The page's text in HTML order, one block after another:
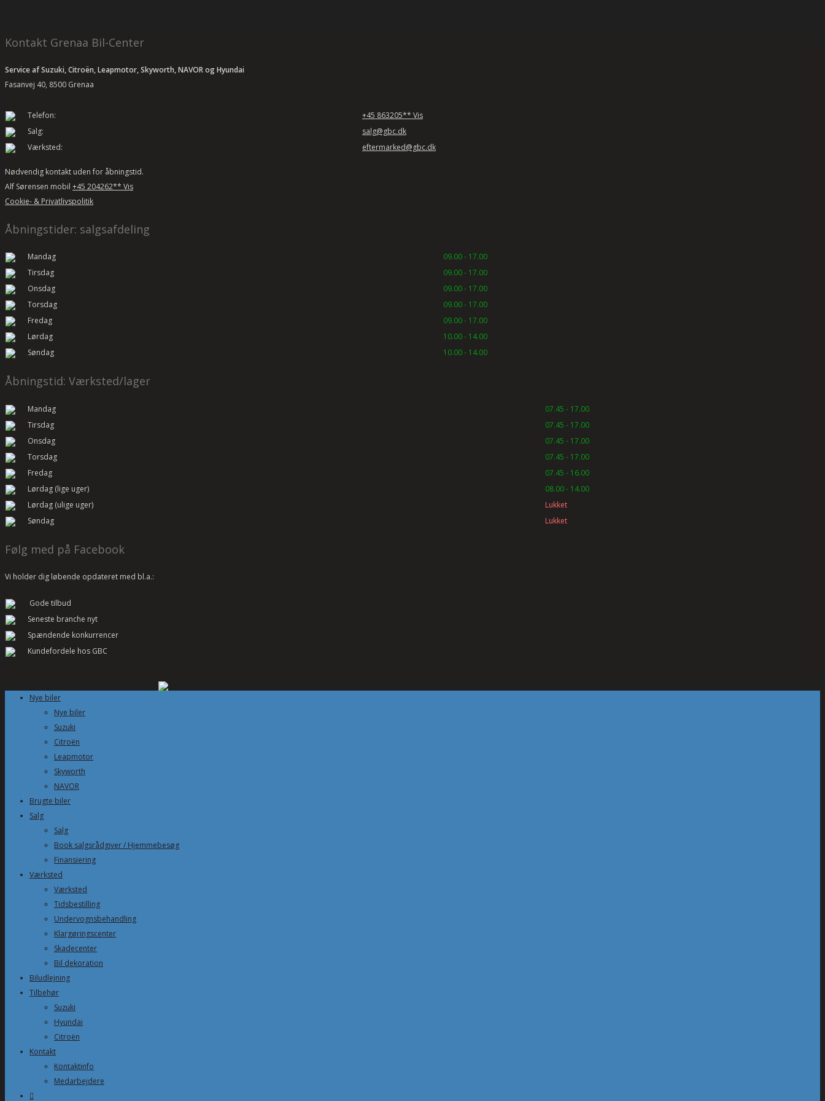
Kontakt Grenaa Bil-Center
Service af Suzuki, Citroën, Leapmotor, Skyworth, NAVOR og Hyundai
Fasanvej 40, 8500 Grenaa
Telefon:
+45 863205** Vis
Salg:
salg@gbc.dk
Værksted:
eftermarked@gbc.dk
Nødvendig kontakt uden for åbningstid.
Alf Sørensen mobil +45 204262** Vis
Cookie- & Privatlivspolitik
Åbningstider: salgsafdeling
Mandag
09.00 - 17.00
Tirsdag
09.00 - 17.00
Onsdag
09.00 - 17.00
Torsdag
09.00 - 17.00
Fredag
09.00 - 17.00
Lørdag
10.00 - 14.00
Søndag
10.00 - 14.00
Åbningstid: Værksted/lager
Mandag
07.45 - 17.00
Tirsdag
07.45 - 17.00
Onsdag
07.45 - 17.00
Torsdag
07.45 - 17.00
Fredag
07.45 - 16.00
Lørdag (lige uger)
08.00 - 14.00
Lørdag (ulige uger)
Lukket
Søndag
Lukket
Følg med på Facebook
Vi holder dig løbende opdateret med bl.a.:
Gode tilbud
Seneste branche nyt
Spændende konkurrencer
Kundefordele hos GBC
Nye biler
Nye biler
Suzuki
Citroën
Leapmotor
Skyworth
NAVOR
Brugte biler
Salg
Salg
Book salgsrådgiver / Hjemmebesøg
Finansiering
Værksted
Værksted
Tidsbestilling
Undervognsbehandling
Klargøringscenter
Skadecenter
Bil dekoration
Biludlejning
Tilbehør
Suzuki
Hyundai
Citroën
Kontakt
Kontaktinfo
Medarbejdere